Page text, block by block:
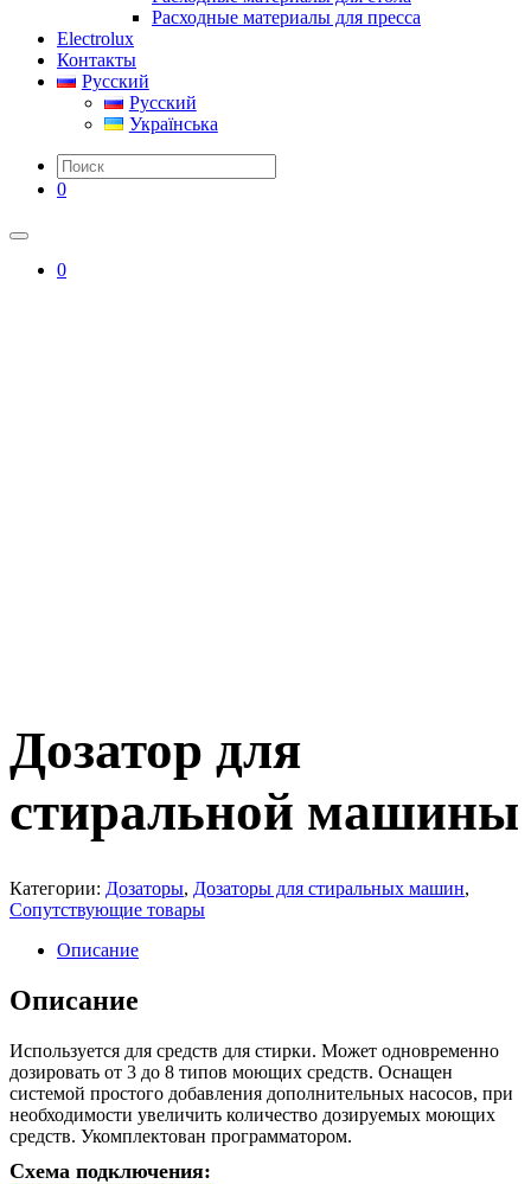
Расходные материалы для пресса
Electrolux
Контакты
Русский
Русский
Українська
0
0
Дозатор для
стиральной машины
Категории: Дозаторы, Дозаторы для стиральных машин,
Сопутствующие товары
Описание
Описание
Используется для средств для стирки. Может одновременно
дозировать от 3 до 8 типов моющих средств. Оснащен
системой простого добавления дополнительных насосов, при
необходимости увеличить количество дозируемых моющих
средств. Укомплектован программатором.
Схема подключения: